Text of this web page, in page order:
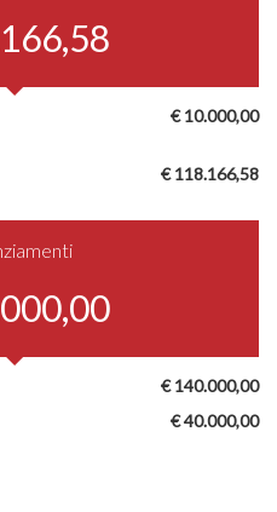
€ 10.000,00
€ 118.166,58
€ 140.000,00
€ 40.000,00